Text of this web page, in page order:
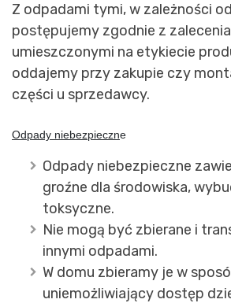
Z odpadami tymi, w zależności
postępujemy zgodnie z
umieszczonymi na etykiecie
oddajemy przy zakupie czy
części u sprzedawcy.
Odpady niebezpieczne
Odpady niebezpieczne
groźne dla środowiska,
toksyczne.
Nie mogą być zbierane i
innymi odpadami.
W domu zbieramy je w
uniemożliwiający dostęp